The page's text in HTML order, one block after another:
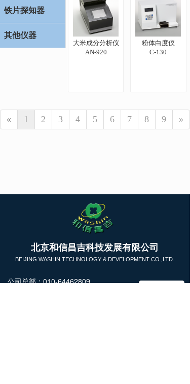
铁片探知器
其他仪器
大米成分分析仪
AN-920
粉体白度仪
C-130
« 1 2 3 4 5 6 7 8 9 »
g
l
北京和信昌吉科技发展有限公司
BEIJING WASHIN TECHNOLOGY & DEVELOPMENT CO.,LTD.
公司总部：010-64462809